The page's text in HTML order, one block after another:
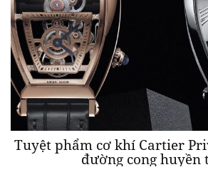
Tuyệt phẩm cơ khí Cartier
đường cong huyền